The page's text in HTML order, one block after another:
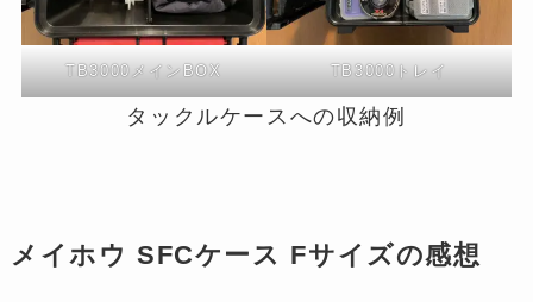
TB3000メインBOX TB3000トレイ
タックルケースへの収納例
メイホウ SFCケース Fサイズの感想